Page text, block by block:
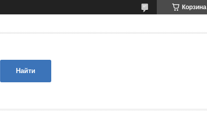
Корзина
Найти